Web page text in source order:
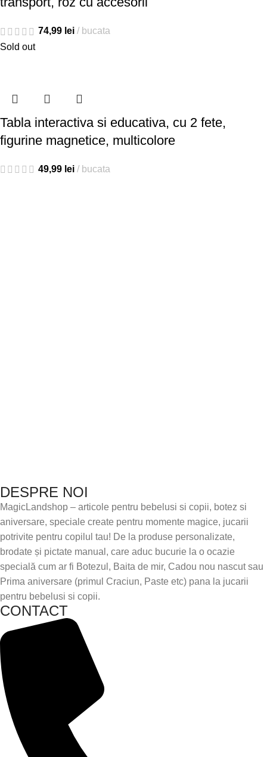
74,99 lei
bucata
Sold out
Tabla interactiva si educativa, cu 2 fete,
figurine magnetice, multicolore
49,99 lei bucata
DESPRE NOI
MagicLandshop – articole pentru bebelusi si copii, botez si
aniversare, speciale create pentru momente magice, jucarii
potrivite pentru copilul tau! De la produse personalizate,
brodate și pictate manual, care aduc bucurie la o ocazie
specială cum ar fi Botezul, Baita de mir, Cadou nou nascut sau
Prima aniversare (primul Craciun, Paste etc) pana la jucarii
pentru bebelusi si copii.
CONTACT